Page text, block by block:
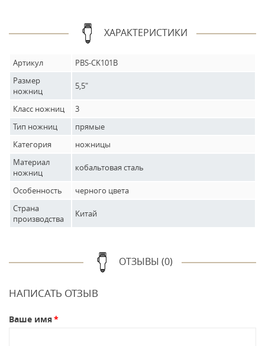
ХАРАКТЕРИСТИКИ
Артикул
PBS-CK101B
Размер
ножниц
5,5"
Класс ножниц
3
Тип ножниц
прямые
Категория
ножницы
Материал
ножниц
кобальтовая сталь
Особенность
черного цвета
Страна
производства
Китай
ОТЗЫВЫ (0)
НАПИСАТЬ ОТЗЫВ
Ваше имя